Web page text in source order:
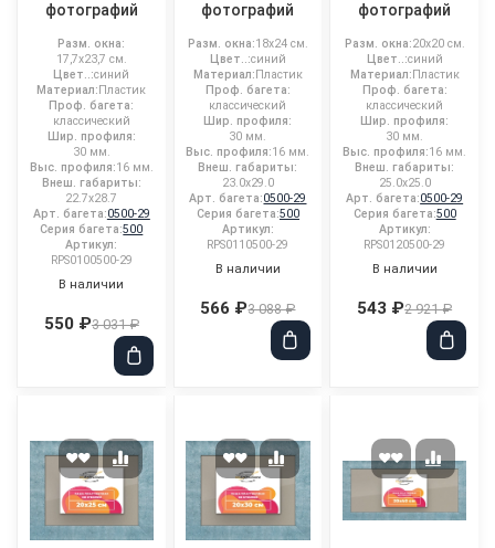
фотографий
Разм. окна:
17,7x23,7 см.
Цвет..:синий
Материал: Пластик
Проф. багета:
классический
Шир. профиля:
30 мм.
Выс. профиля:16 мм.
Внеш. габариты:
22.7x28.7
Арт. багета:0500-29
Серия багета:500
Артикул:
RPS0100500-29
В наличии
550 ₽3 031 ₽
фотографий
Разм. окна:18x24 см.
Цвет..:синий
Материал: Пластик
Проф. багета:
классический
Шир. профиля:
30 мм.
Выс. профиля:16 мм.
Внеш. габариты:
23.0x29.0
Арт. багета:0500-29
Серия багета:500
Артикул:
RPS0110500-29
В наличии
566 ₽3 088 ₽
фотографий
Разм. окна:20x20 см.
Цвет..:синий
Материал: Пластик
Проф. багета:
классический
Шир. профиля:
30 мм.
Выс. профиля:16 мм.
Внеш. габариты:
25.0x25.0
Арт. багета:0500-29
Серия багета:500
Артикул:
RPS0120500-29
В наличии
543 ₽2 921 ₽